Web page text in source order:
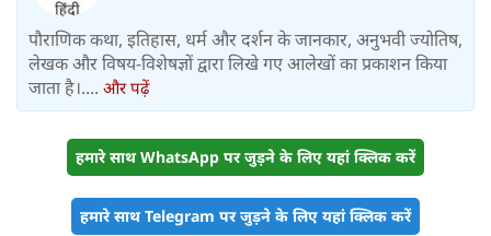
पौराणिक कथा, इतिहास, धर्म और दर्शन के जानकार, अनुभवी ज्योतिष,
लेखक और विषय-विशेषज्ञों द्वारा लिखे गए आलेखों का प्रकाशन किया
जाता है।.... और पढ़ें
हमारे साथ WhatsApp पर जुड़ने के लिए यहां क्लिक करें
हमारे साथ Telegram पर जुड़ने के लिए यहां क्लिक करें